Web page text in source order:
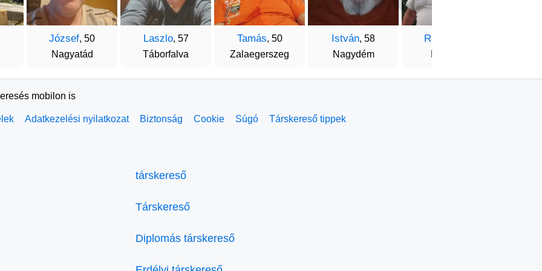
József, 50
Nagyatád
Laszlo, 57
Táborfalva
Tamás, 50
Zalaegerszeg
István, 58
Nagydém
Róbert
mobilon is
Adatkezelési nyilatkozat Biztonság Cookie Súgó Társkereső tippek
társkereső
Társkereső
Diplomás társkereső